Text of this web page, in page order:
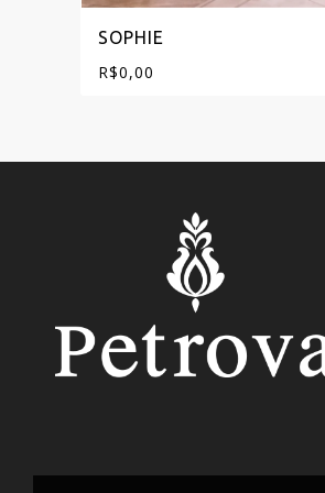
SOPHIE
R$0,00